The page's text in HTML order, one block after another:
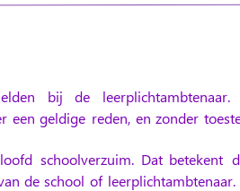
bij de leerplichtambtenaar.
een geldige reden, en zonder
schoolverzuim. Dat betekent
de school of leerplichtambtenaar.